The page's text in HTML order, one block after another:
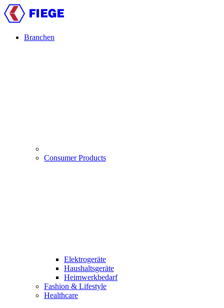
Direkt
zum
Branchen
Consumer Products
Elektrogeräte
Haushaltsgeräte
Heimwerkbedarf
Fashion & Lifestyle
Healthcare